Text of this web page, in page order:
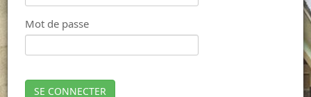
Mot de passe
SE CONNECTER